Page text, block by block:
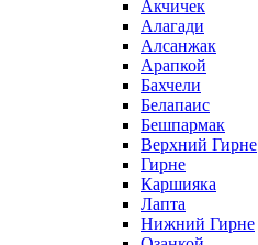
Акчичек
Алагади
Алсанжак
Арапкой
Бахчели
Белапаис
Бешпармак
Верхний Гирне
Гирне
Каршияка
Лапта
Нижний Гирне